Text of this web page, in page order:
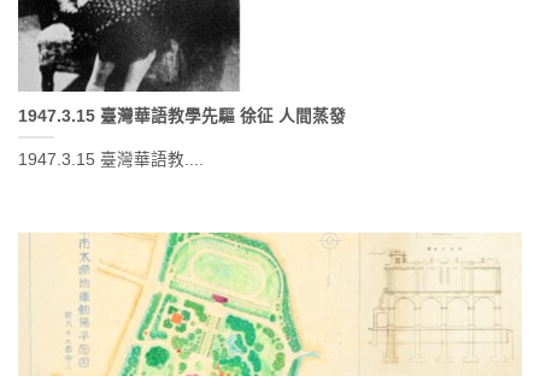
1947.3.15 臺灣華語教學先驅 徐征 人間蒸發
1947.3.15 臺灣華語教....